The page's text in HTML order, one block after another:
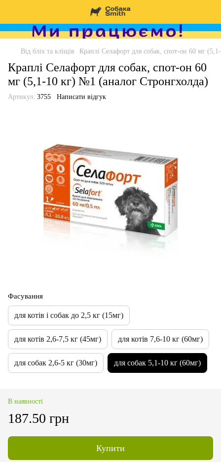
Від бліх та кліщів Краплі Селафорт для собак, спот-он 60 мг
Краплі Селафорт для собак, спот-он 60
мг (5,1-10 кг) №1 (аналог Стронгхолда)
Артикул: 3755 Написати відгук
Фасування
для котів і собак до 2,5 кг (15мг)
для котів 2,6-7,5 кг (45мг) для котів 7,6-10 кг (60мг)
для собак 2,6-5 кг (30мг) для собак 5,1-10 кг (60мг)
В наявності
187.50 грн
Купити